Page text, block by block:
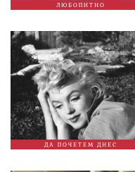
ЛЮБОПИТНО
ДА ПОЧЕТЕМ ДНЕС